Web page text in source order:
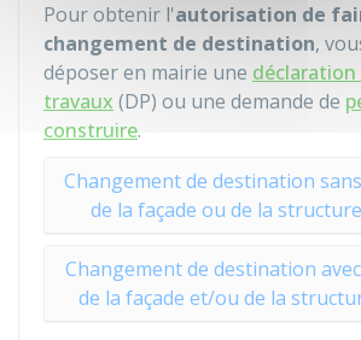
Pour obtenir l'autorisation de
changement de destination,
déposer en mairie une déclaration
travaux (DP) ou une demande de
construire.
Changement de destination
de la façade ou de la
Changement de destination
de la façade et/ou de la